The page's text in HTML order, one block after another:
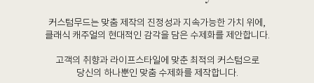
커스텀무드는 맞춤 제작의 진정성과 지속가능한 가치 위에,
클래식 캐주얼의 현대적인 감각을 담은 수제화를 제안합니다.
고객의 취향과 라이프스타일에 맞춘 최적의 커스텀으로
당신의 하나뿐인 맞춤 수제화를 제작합니다.